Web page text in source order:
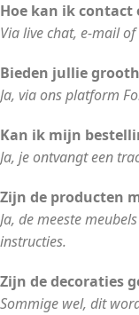
Hoe kan ik contact
Via live chat, e-mail
Bieden jullie
Ja, via ons platform
Kan ik mijn
Ja, je ontvangt een
Zijn de producten
Ja, de meeste
instructies.
Zijn de decoraties
Sommige wel, dit